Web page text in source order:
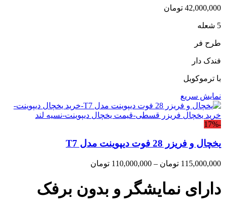
42,000,000 تومان
5 شعله
طرح فر
فندک دار
با ترموکوبل
نمایش سریع
-17%
یخچال و فریزر 28 فوت دیپوینت مدل T7
115,000,000 تومان –
110,000,000 تومان
110,000,000 تومان
through
115,000,000 تومان
دارای نمایشگر و بدون برفک